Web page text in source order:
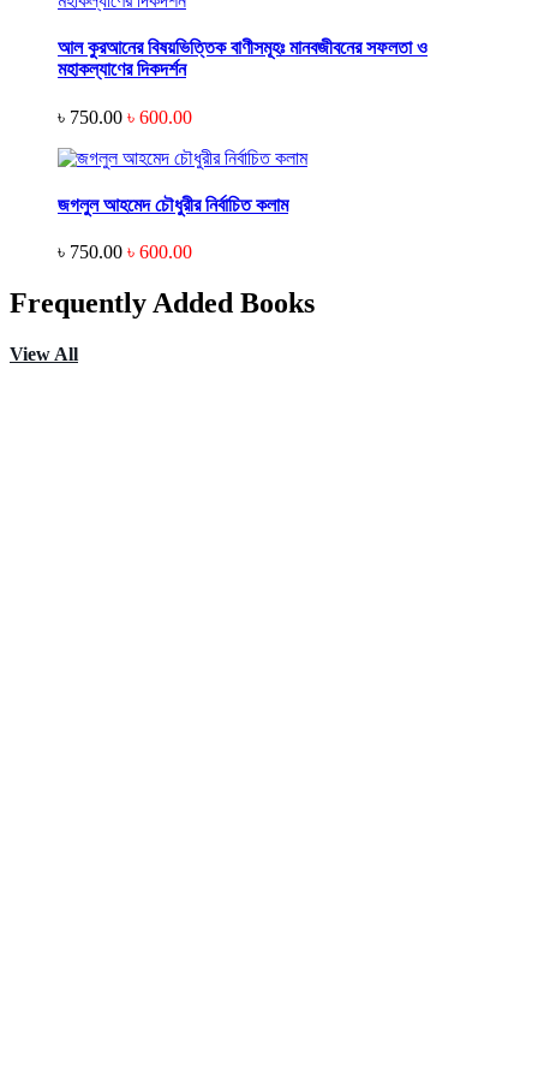
আল কুরআনের বিষয়ভিত্তিক বাণীসমূহঃ মানবজীবনের সফলতা ও
মহাকল্যাণের দিকদর্শন
৳ 750.00 ৳ 600.00
জগলুল আহমেদ চৌধুরীর নির্বাচিত কলাম
৳ 750.00 ৳ 600.00
Frequently Added Books
View All